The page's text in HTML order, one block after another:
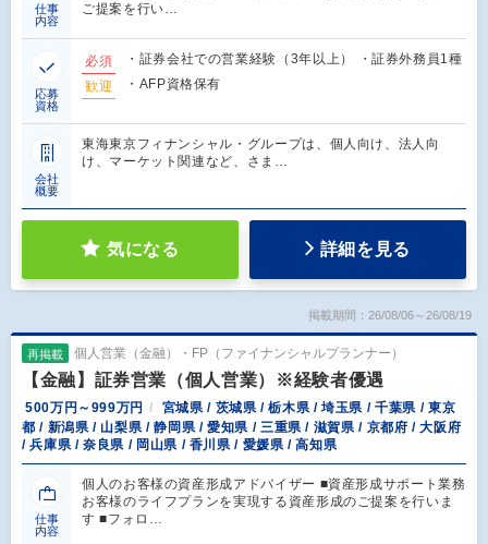
仕事
内容
ご提案を行い…
応募
資格
必須
・証券会社での営業経験（3年以上） ・証券外務員1種
歓迎
・AFP資格保有
会社
概要
東海東京フィナンシャル・グループは、個人向け、法人向
け、マーケット関連など、さま…
気になる 詳細を見る
掲載期間：26/08/06～26/08/19
再掲載 個人営業（金融）・FP（ファイナンシャルプランナー）
【金融】証券営業（個人営業）※経験者優遇
500万円～999万円
宮城県 / 茨城県 / 栃木県 / 埼玉県 / 千葉県 / 東京
都 / 新潟県 / 山梨県 / 静岡県 / 愛知県 / 三重県 / 滋賀県 / 京都府 / 大阪府
/ 兵庫県 / 奈良県 / 岡山県 / 香川県 / 愛媛県 / 高知県
仕事
内容
個人のお客様の資産形成アドバイザー ■資産形成サポート業務
お客様のライフプランを実現する資産形成のご提案を行いま
す ■フォロ…